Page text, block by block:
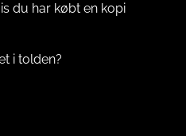
du har købt en kopi
i tolden?